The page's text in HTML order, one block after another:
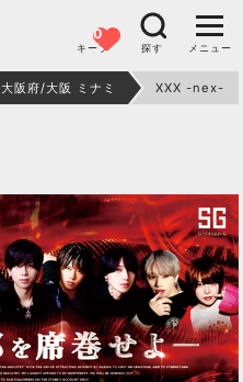
0
キープ 探す メニュー
大阪府/大阪 ミナミ XXX -nex-